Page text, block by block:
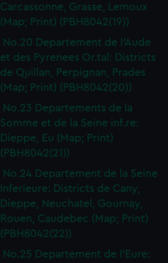
Carcassonne, Grasse, Lemoux
(Map; Print) (PBH8042(19))
No.20 Departement de l'Aude
et des Pyrenees Or.tal: Districts
de Quillan, Perpignan, Prades
(Map; Print) (PBH8042(20))
No.23 Departements de la
Somme et de la Seine inf.re:
Dieppe, Eu (Map; Print)
(PBH8042(21))
No.24 Departement de la Seine
Inferieure: Districts de Cany,
Dieppe, Neuchatel, Gournay,
Rouen, Caudebec (Map; Print)
(PBH8042(22))
No.25 Departement de l'Eure: